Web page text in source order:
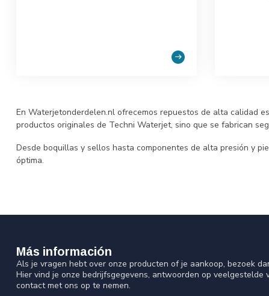
En Waterjetonderdelen.nl ofrecemos repuestos de alta calidad
productos originales de Techni Waterjet, sino que se fabrican
Desde boquillas y sellos hasta componentes de alta presión y
óptima.
Más información
Als je vragen hebt over onze producten of je aankoop, bezoek
Hier vind je onze bedrijfsgegevens, antwoorden op veelgestelde
contact met ons op te nemen.